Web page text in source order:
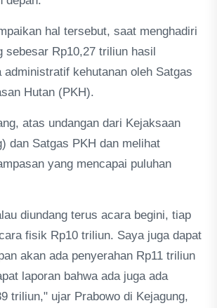
hal tersebut, saat menghadiri
sebesar Rp10,27 triliun hasil
administratif kehutanan oleh Satgas
Hutan (PKH).
atas undangan dari Kejaksaan
dan Satgas PKH dan melihat
yang mencapai puluhan
diundang terus acara begini, tiap
fisik Rp10 triliun. Saya juga dapat
akan ada penyerahan Rp11 triliun
laporan bahwa ada juga ada
triliun," ujar Prabowo di Kejagung,